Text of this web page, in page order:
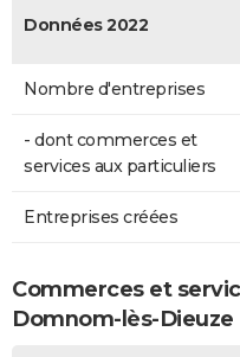
Données 2022
Nombre d'entreprises
- dont commerces et
services aux particuliers
Entreprises créées
Commerces et
Domnom-lès-Dieuze